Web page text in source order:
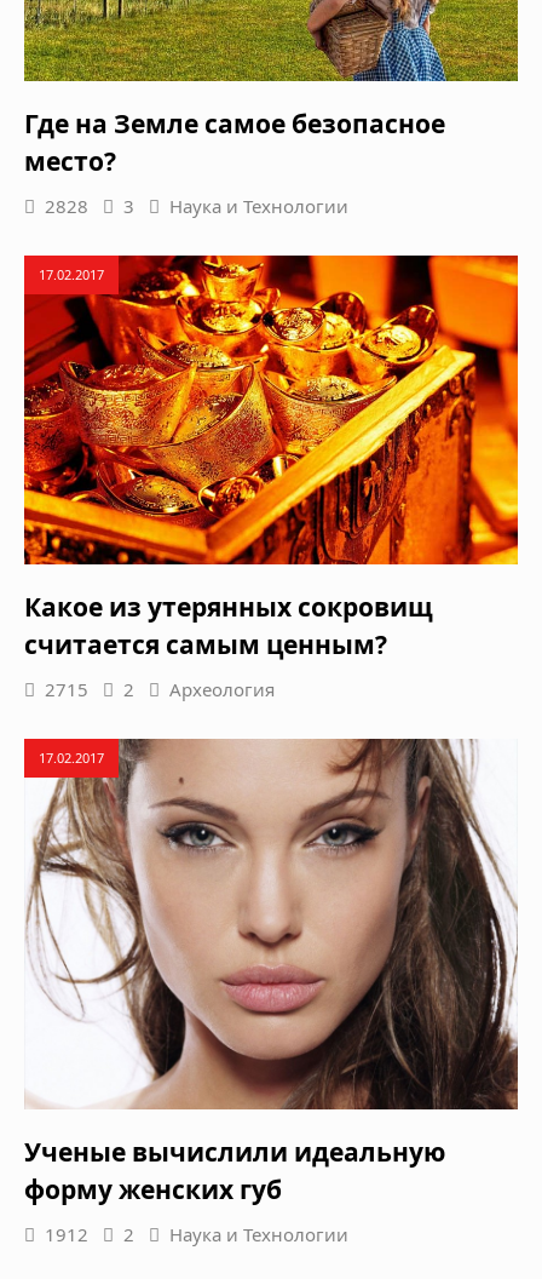
Где на Земле самое безопасное
место?
2828 3 Наука и Технологии
17.02.2017
Какое из утерянных сокровищ
считается самым ценным?
2715 2 Археология
17.02.2017
Ученые вычислили идеальную
форму женских губ
1912 2 Наука и Технологии